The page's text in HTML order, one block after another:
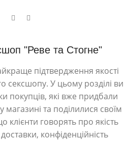
"Реве та Стогне"
підтвердження якості
сексшопу. У цьому розділі ви
покупців, які вже придбали
та поділилися своїм
клієнти говорять про якість
конфіденційність